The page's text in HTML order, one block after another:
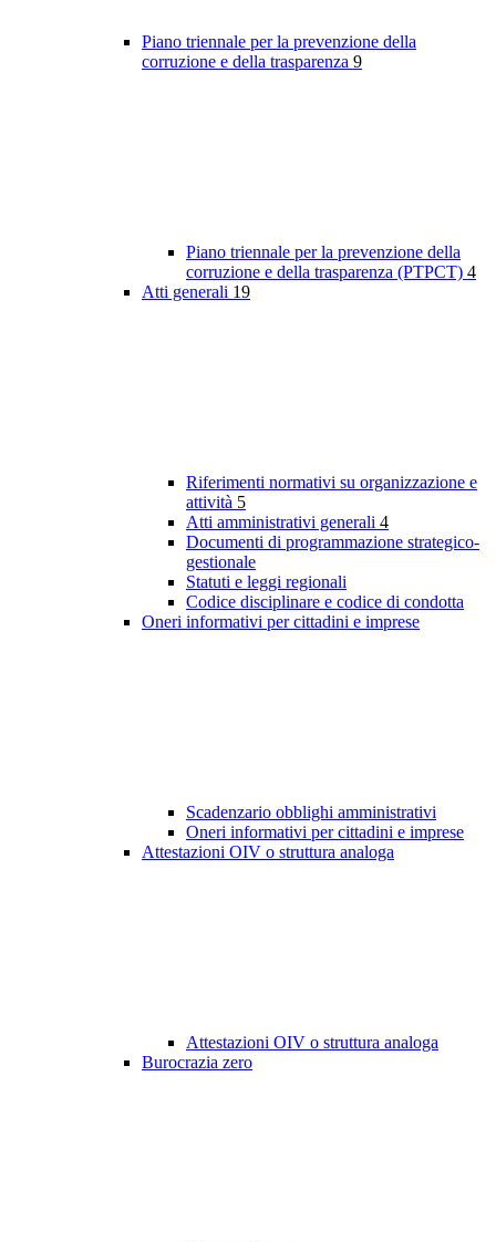
Piano triennale per la prevenzione della
corruzione e della trasparenza 9
Piano triennale per la prevenzione della
corruzione e della trasparenza (PTPCT) 4
Atti generali 19
Riferimenti normativi su organizzazione e
attività 5
Atti amministrativi generali 4
Documenti di programmazione strategico-
gestionale
Statuti e leggi regionali
Codice disciplinare e codice di condotta
Oneri informativi per cittadini e imprese
Scadenzario obblighi amministrativi
Oneri informativi per cittadini e imprese
Attestazioni OIV o struttura analoga
Attestazioni OIV o struttura analoga
Burocrazia zero